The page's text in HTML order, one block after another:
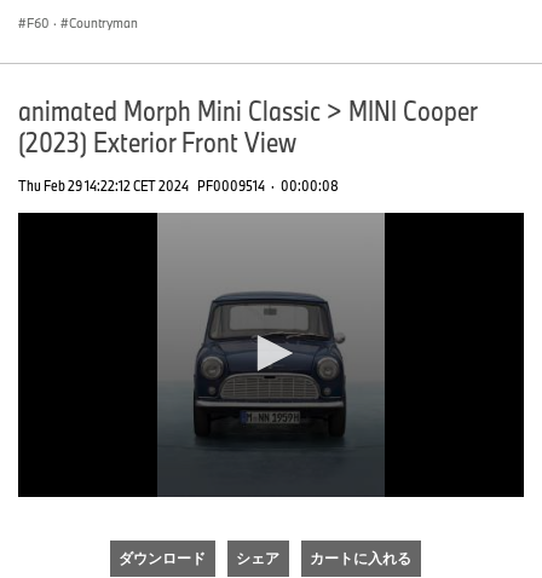
F60 · Countryman
animated Morph Mini Classic > MINI Cooper
(2023) Exterior Front View
Thu Feb 29 14:22:12 CET 2024 PF0009514 · 00:00:08
ダウンロード シェア カートに入れる